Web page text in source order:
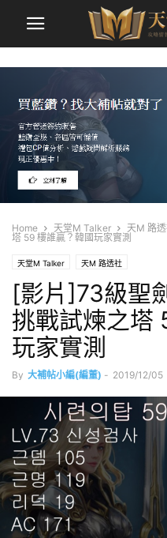
Home 天堂M Talker 天M 路
塔 59 樓誰贏？韓國玩家實測
天堂M Talker 天M 路透社
[影片]73級聖
挑戰試煉之塔
玩家實測
By 大補帖小編(編董) - 2019/12/05